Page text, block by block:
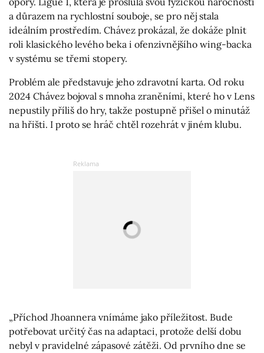
a důrazem na rychlostní souboje, se pro něj stala
ideálním prostředím. Chávez prokázal, že dokáže plnit
roli klasického levého beka i ofenzivnějšího wing-backa
v systému se třemi stopery.
Problém ale představuje jeho zdravotní karta. Od roku
2024 Chávez bojoval s mnoha zraněními, které ho v Lens
nepustily příliš do hry, takže postupně přišel o minutáž
na hřišti. I proto se hráč chtěl rozehrát v jiném klubu.
„Příchod Jhoannera vnímáme jako příležitost. Bude
potřebovat určitý čas na adaptaci, protože delší dobu
nebyl v pravidelné zápasové zátěži. Od prvního dne se